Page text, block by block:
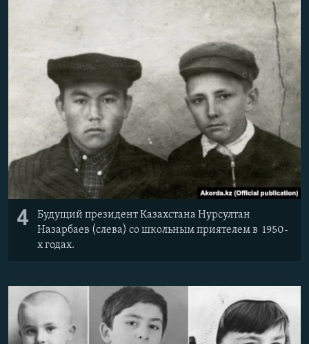
4
Будущий президент Казахстана Нурсултан
Назарбаев (слева) со школьным приятелем в 1950-
х годах.